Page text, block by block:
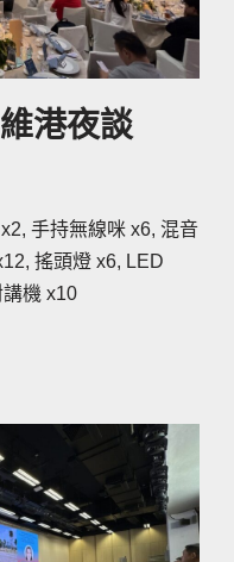
港夜談
手持無線咪 x6, 混音
搖頭燈 x6, LED
機 x10